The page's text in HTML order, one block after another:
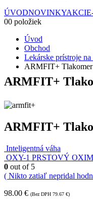
ÚVODNOVINKYAKCIE
00 položiek
Úvod
Obchod
Lekárske prístroje
ARMFIT+
ARMFIT+
ARMFIT+
Inteligentná váha
OXY-1 PRSTOVÝ
0 out of 5
( Nikto zatiaľ nepridal
98.00 € (Bez DPH 79.67 €)